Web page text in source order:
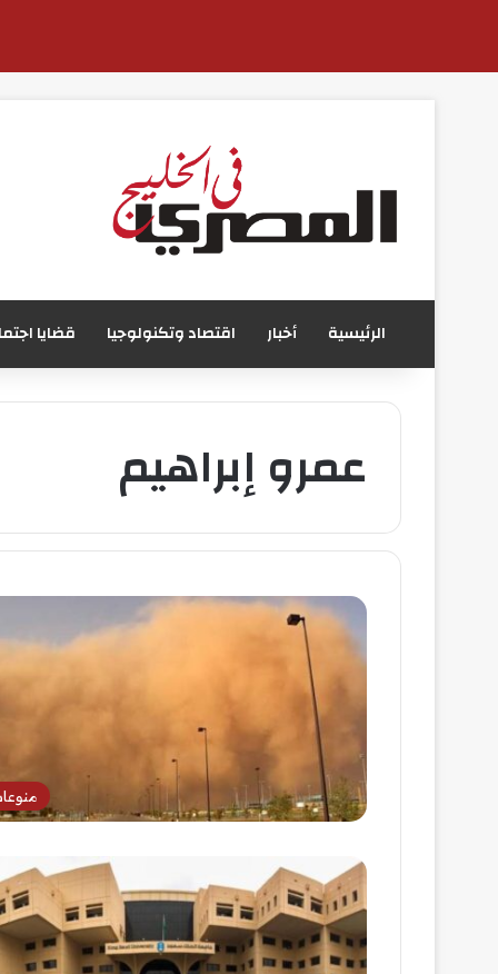
الرئيسية أخبار اقتصاد وتكنولوجيا قضايا
عمرو إبراهيم